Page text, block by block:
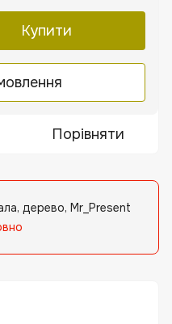
Купити
Порівняти
дерево, Mr_Present